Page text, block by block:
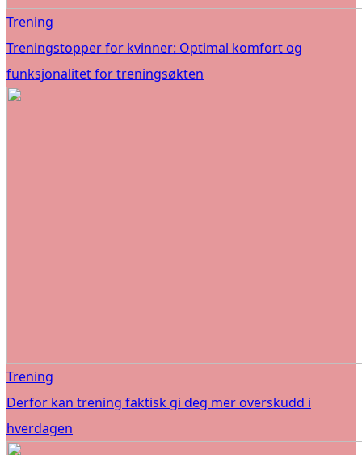
Trening
Treningstopper for kvinner: Optimal komfort og
funksjonalitet for treningsøkten
Trening
Derfor kan trening faktisk gi deg mer overskudd i
hverdagen